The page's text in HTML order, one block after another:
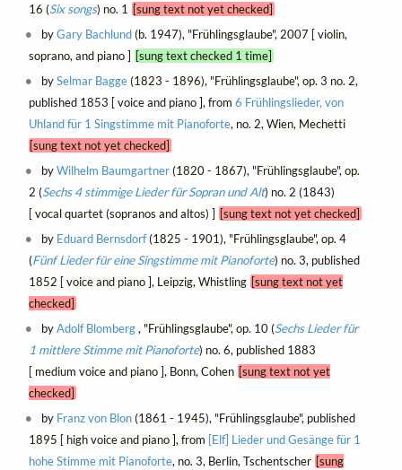
16 (Six songs) no. 1
[sung text not yet checked]
byGary Bachlund(b. 1947), "Frühlingsglaube", 2007 [ violin,
soprano, and piano ] [sung text checked 1 time]
bySelmar Bagge(1823 - 1896), "Frühlingsglaube", op. 3 no. 2,
published 1853 [ voice and piano ], from 6 Frühlingslieder, von
Uhland für 1 Singstimme mit Pianoforte, no. 2, Wien, Mechetti
[sung text not yet checked]
byWilhelm Baumgartner(1820 - 1867), "Frühlingsglaube", op.
2 (Sechs 4 stimmige Lieder für Sopran und Alt) no. 2 (1843)
[ vocal quartet (sopranos and altos) ] [sung text not yet checked]
by Eduard Bernsdorf(1825 - 1901), "Frühlingsglaube", op. 4
(Fünf Lieder für eine Singstimme mit Pianoforte) no. 3, published
1852 [ voice and piano ], Leipzig, Whistling [sung text not yet
checked]
byAdolf Blomberg, "Frühlingsglaube", op. 10 (Sechs Lieder für
1 mittlere Stimme mit Pianoforte) no. 6, published 1883
[ medium voice and piano ], Bonn, Cohen [sung text not yet
checked]
by Franz von Blon(1861 - 1945), "Frühlingsglaube", published
1895 [ high voice and piano ], from [Elf] Lieder und Gesänge für 1
hohe Stimme mit Pianoforte, no. 3, Berlin, Tschentscher [sung